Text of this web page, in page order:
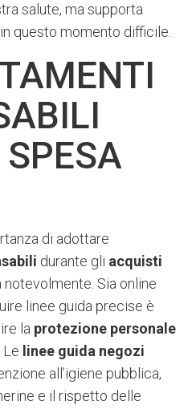
salute, ma supporta
questo momento difficile.
di adottare
durante gli acquisti
Sia online
linee guida precise è
la protezione personale
linee guida negozi
all’igiene pubblica,
e il rispetto delle